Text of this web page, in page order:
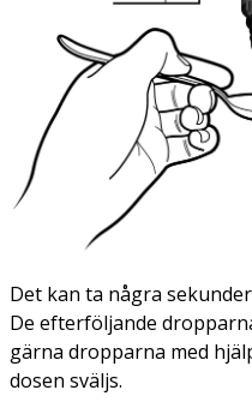
Det kan ta några
De efterföljande
gärna dropparna med
dosen sväljs.